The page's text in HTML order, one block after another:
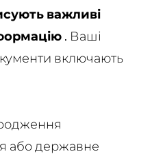
важливі
. Ваші
включають
або державне